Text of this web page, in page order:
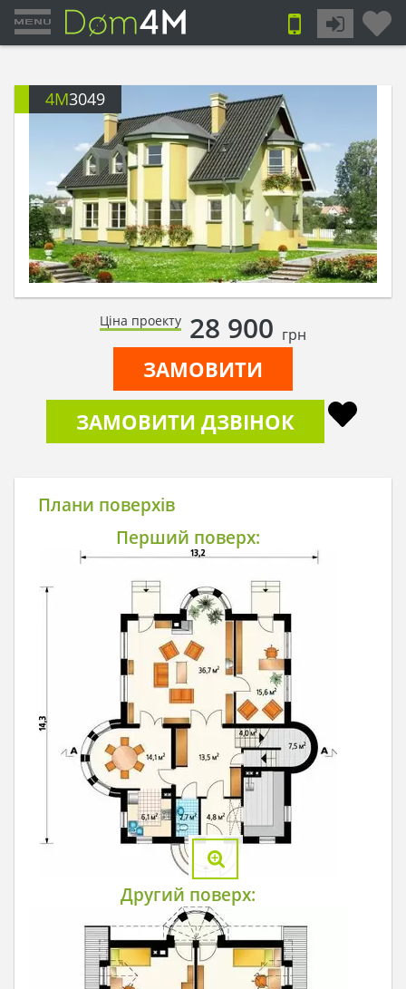
4M3049
Ціна проекту 28 900 грн
ЗАМОВИТИ
ЗАМОВИТИ ДЗВІНОК
Плани поверхів
Перший поверх:
Другий поверх: